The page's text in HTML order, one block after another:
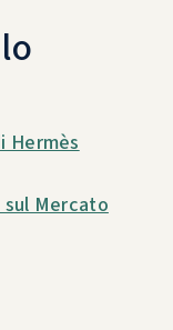
Hermès
Mercato